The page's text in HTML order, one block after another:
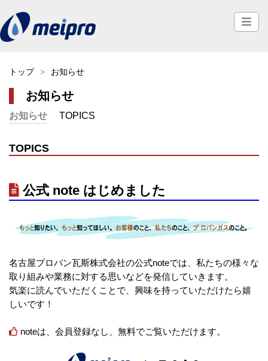
トップ お知らせ
お知らせ
お知らせ TOPICS
TOPICS
公式 note はじめました
名古屋プロパン瓦斯株式会社の公式noteでは、私たちの様々な
取り組みや業務に対する思いなどを発信していきます。
気楽に読んでいただくことで、興味を持っていただけたら嬉
しいです！
noteは、会員登録なし、無料でご覧いただけます。